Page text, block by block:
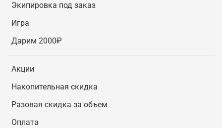
Экипировка под заказ
Игра
Дарим 2000₽
Акции
Накопительная скидка
Разовая скидка за объем
Оплата